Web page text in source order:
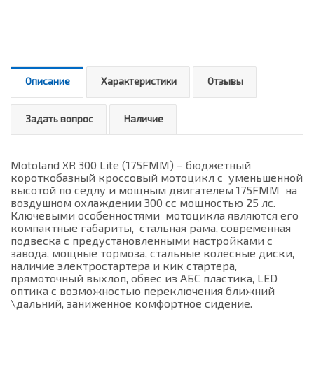
Описание Характеристики Отзывы
Задать вопрос Наличие
Motoland XR 300 Lite (175FMM) – бюджетный
короткобазный кроссовый мотоцикл с уменьшенной
высотой по седлу и мощным двигателем 175FMM на
воздушном охлаждении 300 cc мощностью 25 лс.
Ключевыми особенностями мотоцикла являются его
компактные габариты, стальная рама, современная
подвеска с предустановленными настройками с
завода, мощные тормоза, стальные колесные диски,
наличие электростартера и кик стартера,
прямоточный выхлоп, обвес из АБС пластика, LED
оптика с возможностью переключения ближний
\дальний, заниженное комфортное сидение.